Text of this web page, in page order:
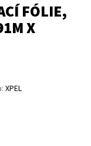
FÓLIE,
X
XPEL